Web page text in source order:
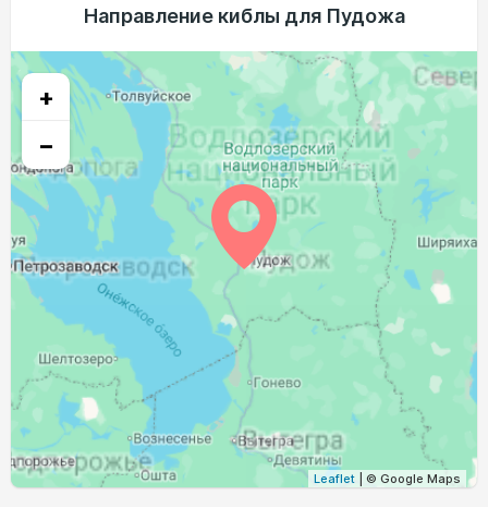
02:42 05:08 12:36 20:02 22:19
05:10 12:35 16:25 19:59 22:17
28, Пт 02:44 05:13 12:35 16:23 19:56 22:15
29, Сб 02:45 05:16 12:35 16:22 19:53 22:13
30, Вс 02:47 05:18 12:35 16:20 19:49 22:12
02:48 05:21 12:34 16:18 19:46
Направление киблы для Пудожа
+
−
Leaflet | © Google Maps